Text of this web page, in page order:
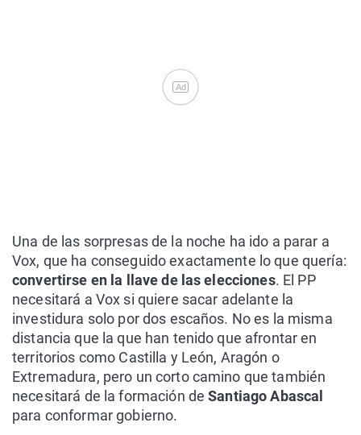
Ad
Una de las sorpresas de la noche ha ido a parar a
Vox, que ha conseguido exactamente lo que quería:
convertirse en la llave de las elecciones. El PP
necesitará a Vox si quiere sacar adelante la
investidura solo por dos escaños. No es la misma
distancia que la que han tenido que afrontar en
territorios como Castilla y León, Aragón o
Extremadura, pero un corto camino que también
necesitará de la formación deSantiago Abascal
para conformar gobierno.